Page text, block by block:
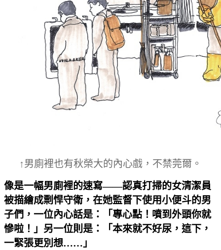
↑男廁裡也有秋榮大的內心戲，不禁莞爾。
像是一幅男廁裡的速寫——認真打掃的女清潔員
被描繪成剽悍守衛，在她監督下使用小便斗的男
子們，一位內心話是：「專心點！噴到外頭你就
慘啦！」另一位則是：「本來就不好尿，這下，
一緊張更別想……」